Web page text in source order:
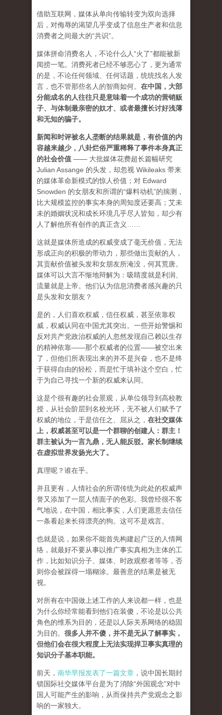
借助互联网，媒体从单向传输转变为双向选择
后，对侮辱的渴望几乎变成了信息生产者和信息
消费者之间最大的“共识”。
媒体拼命消费名人，不论什么人“火了”都能被新
闻捞一笔。消费死者已经不够恶心了，更为通常
的是，不论任何领域、任何话题，统统找名人发
言，也不管那些名人的智商如何。 在中国，大部
分能成名的人往往只是意味着一个成功的营销贩
子、与体制最亲密的奴才、或者最擅长讨好浅薄
和无知的骗子。
新闻和时评被名人垄断的结果就是，有价值的内
容越来越少，八卦烂俗严重稀释了事件本身真正
的社会价值 —— 大批媒体花费超长篇幅研究
Julian Assange 的头发，却忽视 Wikileaks 带来
的媒体革命新模式的惊人价值；对 Edward
Snowden 的女朋友和所谓的“爆料动机”的揣测，
比大规模监控的事实本身的周知度还要高；艾未
未的婚姻状况和成长环境几乎尽人皆知，却少有
人了解他所有创作的真正含义……
这就是媒体所造成的权威变成了毫无价值，无法
形成正向的积极的带动力，那些做出贡献的人，
其贡献价值被头发和女朋友所淹没，何其荒唐。
媒体可以大言不惭地辩解为：吸睛度就是利润、
流量就是上帝。他们认为信息消费者感兴趣的只
是头发和女朋友？
是的，人们喜欢权威，信任权威，甚至依靠权
威，权威认同在中国尤其突出。一些开始警惕和
反对共产党政治权威的人忽然发现自己赖以生存
的精神依靠——那个权威者的位置——被空出来
了，但他们所表现出来的并不是兴奋，也不是终
于获得自由的轻松，而是忙于填补这个空白，忙
于为自己寻找一个新的权威来认同。
这是个很有趣的社会景观，从单位领导到高校教
授，从社会阶层到名校光环，无不被人们赋予了
权威的地位，于是信任之、屈从之， 在社交媒体
上，权威甚至可以是一个群聊的创建人：群主！
群主被认为一言九鼎，无人能反驳。家长制继续
在虚拟世界发扬光大了。
真理呢？谁在乎。
并且更有，人情社会的所谓传统为此处的权威声
誉又添加了一层人情面子的色彩。我曾经很不客
气地说，在中国，相比事实，人们更愿意去信任
一条看起来长得漂亮的狗。这可不是戏言。
也就是说，如果你不能首先构建起广泛的人情网
络，就最好不要从事以推广事实真相为主体的工
作，比如知识分子、媒体、时政观察者等等，否
则你会被踩得一塌糊涂。最善意的结果是被无
视。
对所有在中国做上述工作的人来说都一样，也是
为什么你经常能看到他们在装傻，不论是以公共
角色的维系为目的，还是以人际关系网络的稳固
为目的。 很多人并不傻，并不是无从了解事实，
但他们会在很大程度上无法实现捍卫事实真理的
知识分子基本职能。
前天， 南华早报发表了一篇文章 ，说中国长期封
锁国际社交媒体平台是为了消除“外国观念”对中
国人可能产生的影响，从而保持共产党观念之影
响的一家独大。